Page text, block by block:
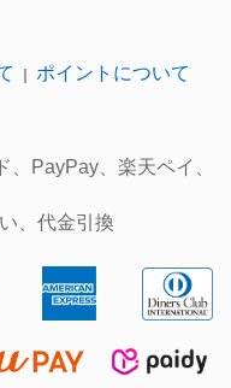
ポイントについて
PayPay、楽天ペイ、
、代金引換